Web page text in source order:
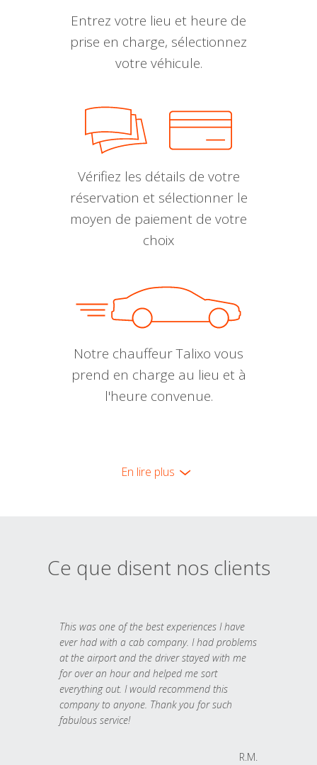
Entrez votre lieu et heure de
prise en charge, sélectionnez
votre véhicule.
Vérifiez les détails de votre
réservation et sélectionner le
moyen de paiement de votre
choix
Notre chauffeur Talixo vous
prend en charge au lieu et à
l'heure convenue.
En lire plus
Ce que disent nos clients
This was one of the best experiences I have
ever had with a cab company. I had problems
at the airport and the driver stayed with me
for over an hour and helped me sort
everything out. I would recommend this
company to anyone. Thank you for such
fabulous service!
R.M.